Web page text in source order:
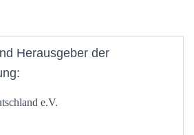
Herausgeber der
e.V.